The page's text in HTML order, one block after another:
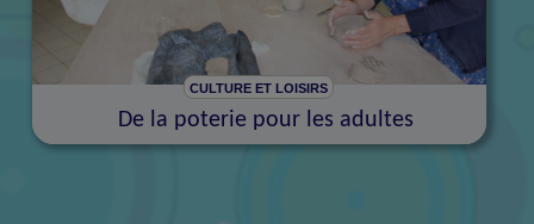
CULTURE ET LOISIRS
De la poterie pour les adultes